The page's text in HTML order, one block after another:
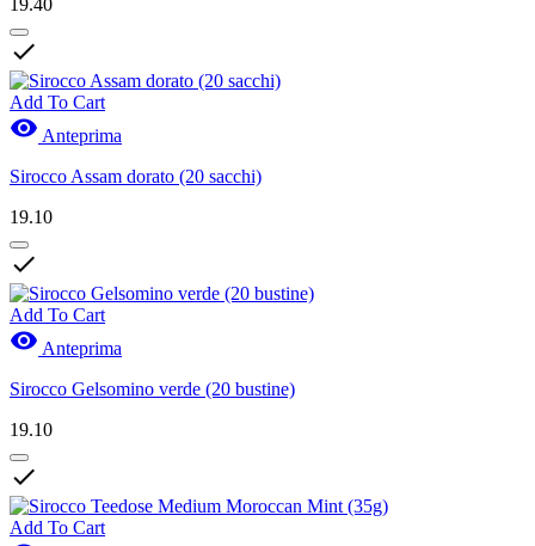
19.40

Add To Cart
 Anteprima
Sirocco Assam dorato (20 sacchi)
19.10

Add To Cart
 Anteprima
Sirocco Gelsomino verde (20 bustine)
19.10

Add To Cart